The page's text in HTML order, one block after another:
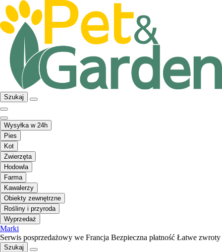
Szukaj
Wysyłka w 24h
Pies
Kot
Zwierzęta
Hodowla
Farma
Kawalerzy
Obiekty zewnętrzne
Rośliny i przyroda
Wyprzedaż
Marki
Serwis posprzedażowy we Francja Bezpieczna płatność Łatwe zwroty
Szukaj